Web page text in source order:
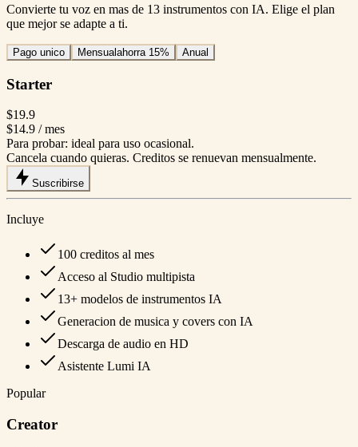
Convierte tu voz en mas de 13 instrumentos con IA. Elige el plan
que mejor se adapte a ti.
Pago unico Mensual ahorra 15% Anual
Starter
$19.9
$14.9 / mes
Para probar: ideal para uso ocasional.
Cancela cuando quieras. Creditos se renuevan mensualmente.
Suscribirse
Incluye
100 creditos al mes
Acceso al Studio multipista
13+ modelos de instrumentos IA
Generacion de musica y covers con IA
Descarga de audio en HD
Asistente Lumi IA
Popular
Creator